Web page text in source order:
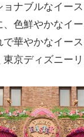
ナブルなイー
色鮮やかなイ
華やかなイー
京ディズニー